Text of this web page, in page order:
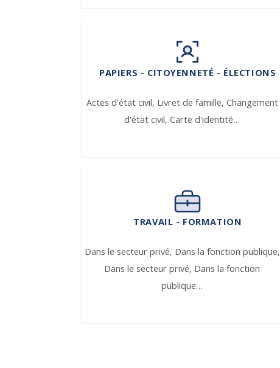
PAPIERS - CITOYENNETÉ - ÉLECTIONS
Actes d'état civil, Livret de famille, Changement
d'état civil,Carte d'identité…
TRAVAIL - FORMATION
Dans le secteur privé, Dans la fonction publique,
Dans le secteur privé, Dans la fonction
publique…